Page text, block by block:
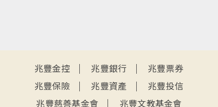
兆豐金控 兆豐銀行
兆豐票券
兆豐保險
兆豐資產
兆豐投信
兆豐慈善基金會
兆豐文教基金會